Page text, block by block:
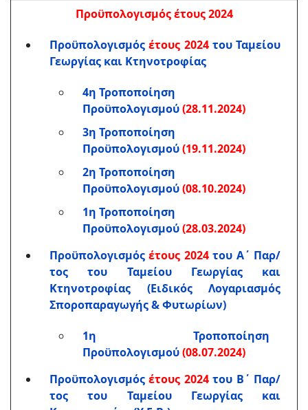
Προϋπολογισμός έτους 2024
Προϋπολογισμόςέτους 2024του Ταμείου
Γεωργίας και Κτηνοτροφίας
4η Τροποποίηση
Προϋπολογισμού(28.11.2024)
3η Τροποποίηση
Προϋπολογισμού(19.11.2024)
2η Τροποποίηση
Προϋπολογισμού(08.10.2024)
1η Τροποποίηση
Προϋπολογισμού(28.03.2024)
Προϋπολογισμόςέτους 2024του Α΄ Παρ/
τος του Ταμείου Γεωργίας και
Κτηνοτροφίας (Ειδικός Λογαριασμός
Σποροπαραγωγής & Φυτωρίων)
1η Τροποποίηση
Προϋπολογισμού(08.07.2024)
Προϋπολογισμός έτους 2024του Β΄ Παρ/
τος του Ταμείου Γεωργίας και